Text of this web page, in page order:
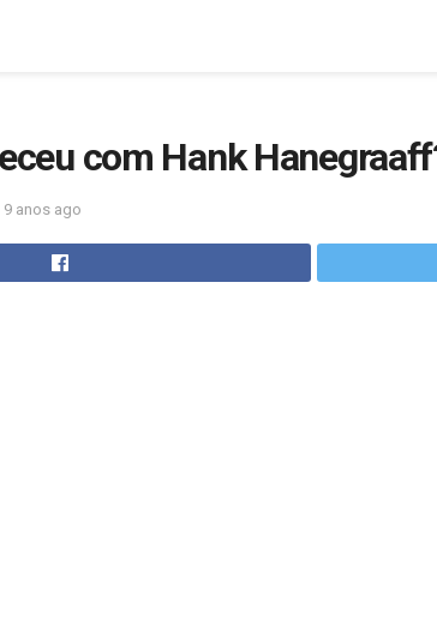
com Hank
9 anos ago